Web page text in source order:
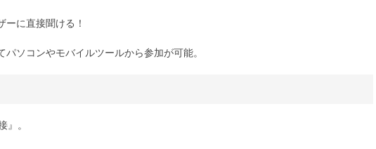
ーに直接聞ける！
ソコンやモバイルツールから参加が可能。
』。